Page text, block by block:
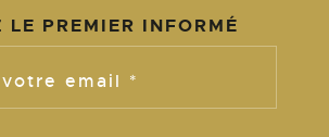
LE PREMIER INFORMÉ
email *